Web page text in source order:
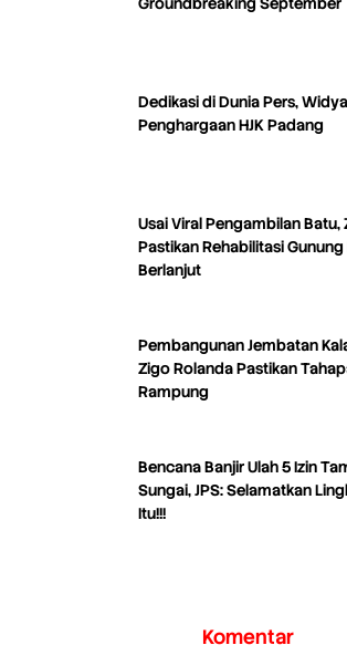
Dedikasi di Dunia Pers,
Penghargaan HJK Padang
Usai Viral Pengambilan Batu,
Pastikan Rehabilitasi
Berlanjut
Pembangunan Jembatan
Zigo Rolanda Pastikan
Rampung
Bencana Banjir Ulah 5 Izin
Sungai, JPS: Selamatkan
Itu!!!
Komentar